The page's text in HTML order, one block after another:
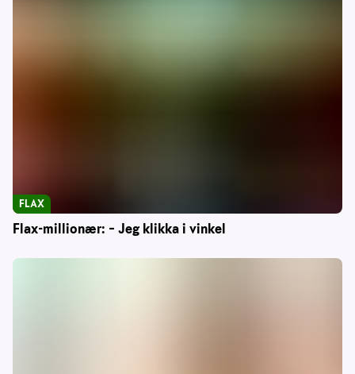
Flax-millionær: – Jeg klikka i vinkel
FLAX